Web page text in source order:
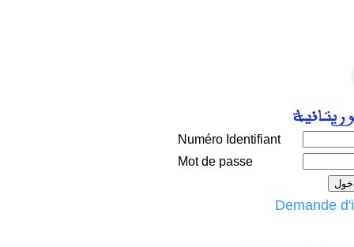
Numéro Identifiant
Mot de passe